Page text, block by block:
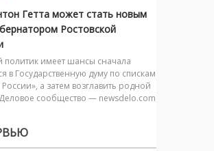
Гетта может стать новым
Ростовской
политик имеет шансы сначала
в Государственную думу по спискам
а затем возглавить родной
сообщество — newsdelo.com